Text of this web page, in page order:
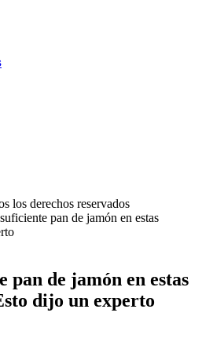
los derechos reservados
pan de jamón en estas
pan de jamón en estas
dijo un experto